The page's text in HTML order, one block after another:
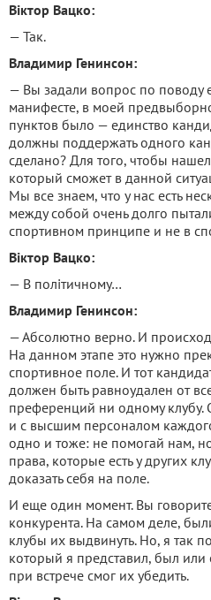
Віктор Вацко:
— Так.
Владимир Генинсон:
— Вы задали вопрос по поводу
манифесте, в моей
пунктов было — единство
должны поддержать одного
сделано? Для того, чтобы
который сможет в данной
Мы все знаем, что у нас есть
между собой очень долго
спортивном принципе и не в
Віктор Вацко:
— В політичному…
Владимир Генинсон:
— Абсолютно верно. И
На данном этапе это нужно
спортивное поле. И тот
должен быть равноудален от
преференций ни одному клубу.
и с высшим персоналом
одно и тоже: не помогай нам,
права, которые есть у других
доказать себя на поле.
И еще один момент. Вы
конкурента. На самом деле,
клубы их выдвинуть. Но, я так
который я представил, был или
при встрече смог их убедить.